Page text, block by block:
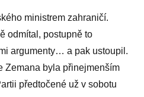
ministrem zahraničí.
odmítal, postupně to
argumenty… a pak ustoupil.
Zemana byla přinejmenším
předtočené už v sobotu